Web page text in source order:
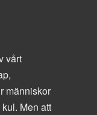
vårt
människor
Men att